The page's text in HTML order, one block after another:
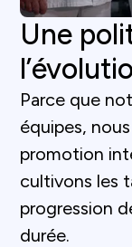
Une
Parce que
équipes,
promotion
cultivons les
progression
durée.